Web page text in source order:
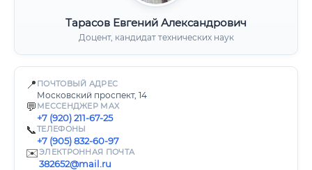
Тарасов Евгений Александрович
Доцент, кандидат технических наук
📍 ПОЧТОВЫЙ АДРЕС
Московский проспект, 14
💬 МЕССЕНДЖЕР MAX
+7 (920) 211-67-25
📞ТЕЛЕФОНЫ
+7 (905) 832-60-97
✉️ЭЛЕКТРОННАЯ ПОЧТА
382652@mail.ru